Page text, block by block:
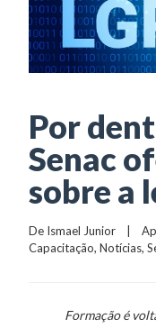
Por
Senac
sobre a
De Ismael Junior
    |
Capacitação, Notícias,
Formação é